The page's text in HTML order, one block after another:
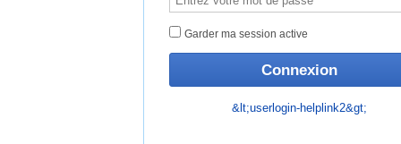
Garder ma session active
&lt;userlogin-helplink2&gt;